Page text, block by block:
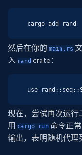
cargo add rand
然后在你的 main.rs
入 randcrate：
use
现在，尝试再次运行
用 cargo run命令正
输出，表明随机代理